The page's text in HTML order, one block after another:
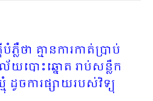
ថា គ្មានការកាត់ប្រាប់
ល័យបោះឆ្នោត រាប់សន្លឹក
ដូចការផ្សាយរបស់វិទ្យុ